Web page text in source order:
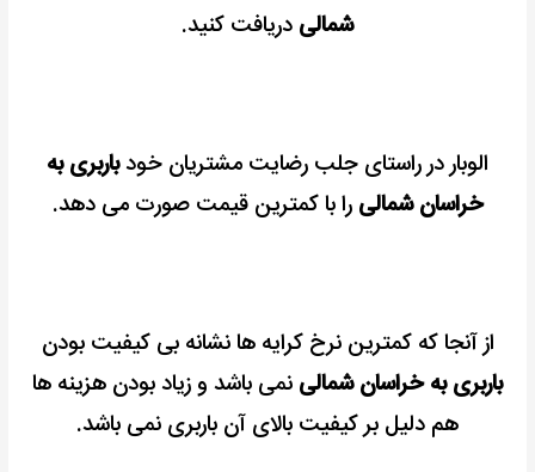
شمالی دریافت کنید.
الوبار در راستای جلب رضایت مشتریان خودباربری به
خراسان شمالی را با کمترین قیمت صورت می دهد.
از آنجا که کمترین نرخ کرایه ها نشانه بی کیفیت بودن
باربری به خراسان شمالی نمی باشد و زیاد بودن هزینه ها
هم دلیل بر کیفیت بالای آن باربری نمی باشد.